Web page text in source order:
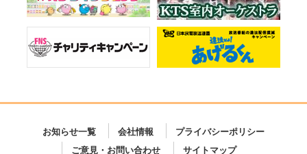
お知らせ一覧 会社情報
プライバシーポリシー
ご意見・お問い合わせ
サイトマップ